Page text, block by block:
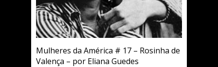
Mulheres da América # 17 – Rosinha de
Valença – por Eliana Guedes